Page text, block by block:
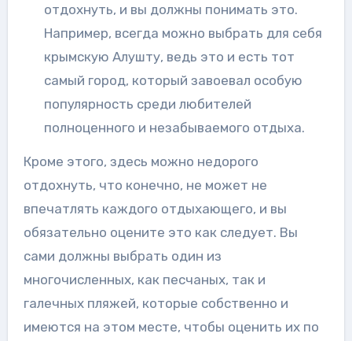
отдохнуть, и вы должны понимать это.
Например, всегда можно выбрать для себя
крымскую Алушту, ведь это и есть тот
самый город, который завоевал особую
популярность среди любителей
полноценного и незабываемого отдыха.
Кроме этого, здесь можно недорого
отдохнуть, что конечно, не может не
впечатлять каждого отдыхающего, и вы
обязательно оцените это как следует. Вы
сами должны выбрать один из
многочисленных, как песчаных, так и
галечных пляжей, которые собственно и
имеются на этом месте, чтобы оценить их по